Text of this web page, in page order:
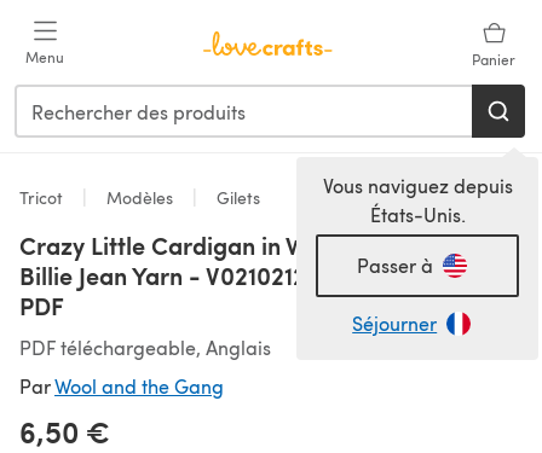
Menu Panier
Vous naviguez depuis
États-Unis.
Passer à
Séjourner
Tricot Modèles Gilets
Crazy Little Cardigan in Wool and the Gang
Billie Jean Yarn - V021021242 - Downloadable
PDF
PDF téléchargeable, Anglais
ParWool and the Gang
6,50 €